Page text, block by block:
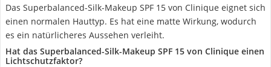
Das Superbalanced-Silk-Makeup SPF 15 von Clinique eignet sich
einen normalen Hauttyp. Es hat eine matte Wirkung, wodurch
es ein natürlicheres Aussehen verleiht.
Hat das Superbalanced-Silk-Makeup SPF 15 von Clinique einen
Lichtschutzfaktor?